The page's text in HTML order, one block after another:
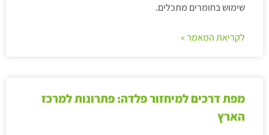
שימוש בחומרים מתכלים.
לקריאת המאמר »
מפת דרכים למיחזור פלדה: פתרונות למרכז
הארץ